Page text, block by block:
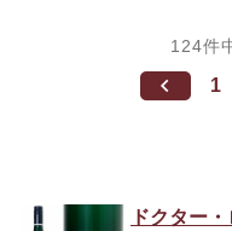
124件
1
ドクター